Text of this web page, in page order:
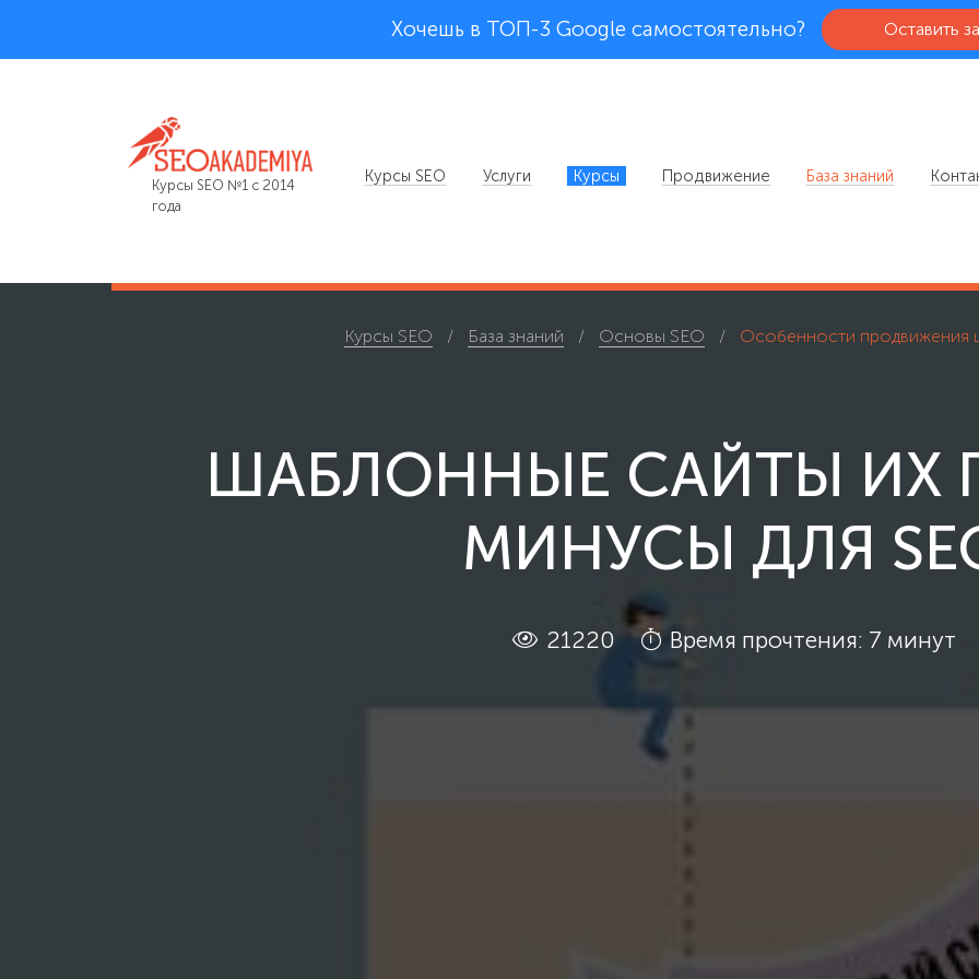
Хочешь в ТОП-3 Google самостоятельно? Оставить
Курсы SEO №1 с 2014
года
Курсы SEO Услуги Курсы Продвижение База знаний
Курсы SEO База знаний Основы SEO Особенности продвижения
ШАБЛОННЫЕ САЙТЫ ИХ
МИНУСЫ ДЛЯ
21220 Время прочтения: 7 минут